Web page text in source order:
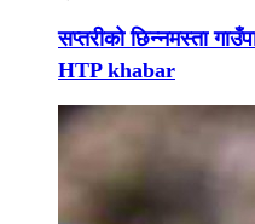
सप्तरीको छिन्नमस्ता
HTP khabar